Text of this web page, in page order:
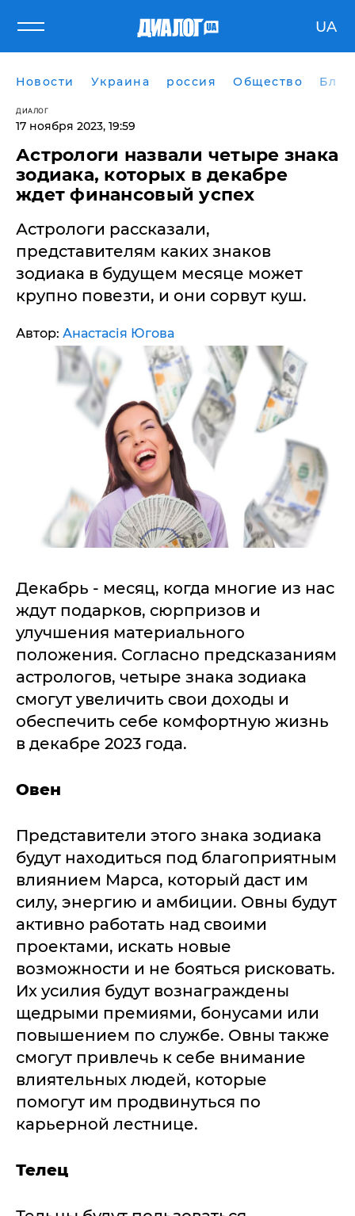
UA
Новости Украина россия Общество
ДИАЛОГ
17 ноября 2023, 19:59
Астрологи назвали четыре знака
зодиака, которых в декабре
ждет финансовый успех
Астрологи рассказали,
представителям каких знаков
зодиака в будущем месяце может
крупно повезти, и они сорвут куш.
Автор: Анастасія Югова
Декабрь - месяц, когда многие из нас
ждут подарков, сюрпризов и
улучшения материального
положения. Согласно предсказаниям
астрологов, четыре знака зодиака
смогут увеличить свои доходы и
обеспечить себе комфортную жизнь
в декабре 2023 года.
Овен
Представители этого знака зодиака
будут находиться под благоприятным
влиянием Марса, который даст им
силу, энергию и амбиции. Овны будут
активно работать над своими
проектами, искать новые
возможности и не бояться рисковать.
Их усилия будут вознаграждены
щедрыми премиями, бонусами или
повышением по службе. Овны также
смогут привлечь к себе внимание
влиятельных людей, которые
помогут им продвинуться по
карьерной лестнице.
Телец